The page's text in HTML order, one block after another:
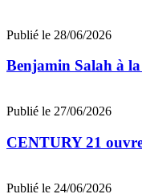
Publié le 28/06/2026
Benjamin Salah à
Publié le 27/06/2026
CENTURY 21
Publié le 24/06/2026